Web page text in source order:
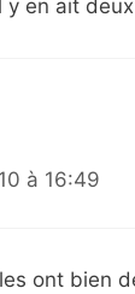
y en ait
à 16:49
ont bien